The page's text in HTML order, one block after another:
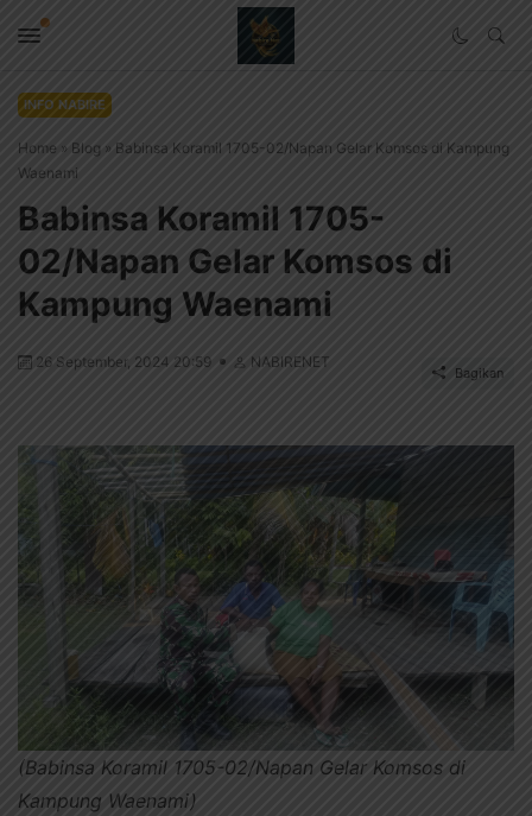
INFO NABIRE
Home » Blog » Babinsa Koramil 1705-02/Napan Gelar Komsos di Kampung
Waenami
Babinsa Koramil 1705-
02/Napan Gelar Komsos di
Kampung Waenami
26 September, 2024 20:59 NABIRENET
Bagikan
(Babinsa Koramil 1705-02/Napan Gelar Komsos di
Kampung Waenami)